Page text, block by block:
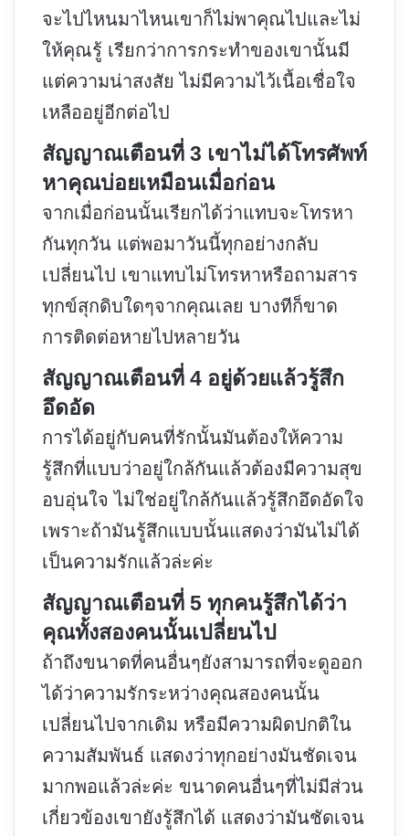
จะไปไหนมาไหนเขาก็ไม่พาคุณไปและไม่
ให้คุณรู้ เรียกว่าการกระทำของเขานั้นมี
แต่ความน่าสงสัย ไม่มีความไว้เนื้อเชื่อใจ
เหลืออยู่อีกต่อไป
สัญญาณเตือนที่ 3 เขาไม่ได้โทรศัพท์
หาคุณบ่อยเหมือนเมื่อก่อน
จากเมื่อก่อนนั้นเรียกได้ว่าแทบจะโทรหา
กันทุกวัน แต่พอมาวันนี้ทุกอย่างกลับ
เปลี่ยนไป เขาแทบไม่โทรหาหรือถามสาร
ทุกข์สุกดิบใดๆจากคุณเลย บางทีก็ขาด
การติดต่อหายไปหลายวัน
สัญญาณเตือนที่ 4 อยู่ด้วยแล้วรู้สึก
อึดอัด
การได้อยู่กับคนที่รักนั้นมันต้องให้ความ
รู้สึกที่แบบว่าอยู่ใกล้กันแล้วต้องมีความสุข
อบอุ่นใจ ไม่ใช่อยู่ใกล้กันแล้วรู้สึกอึดอัดใจ
เพราะถ้ามันรู้สึกแบบนั้นแสดงว่ามันไม่ได้
เป็นความรักแล้วล่ะค่ะ
สัญญาณเตือนที่ 5 ทุกคนรู้สึกได้ว่า
คุณทั้งสองคนนั้นเปลี่ยนไป
ถ้าถึงขนาดที่คนอื่นๆยังสามารถที่จะดูออก
ได้ว่าความรักระหว่างคุณสองคนนั้น
เปลี่ยนไปจากเดิม หรือมีความผิดปกติใน
ความสัมพันธ์ แสดงว่าทุกอย่างมันชัดเจน
มากพอแล้วล่ะค่ะ ขนาดคนอื่นๆที่ไม่มีส่วน
เกี่ยวข้องเขายังรู้สึกได้ แสดงว่ามันชัดเจน